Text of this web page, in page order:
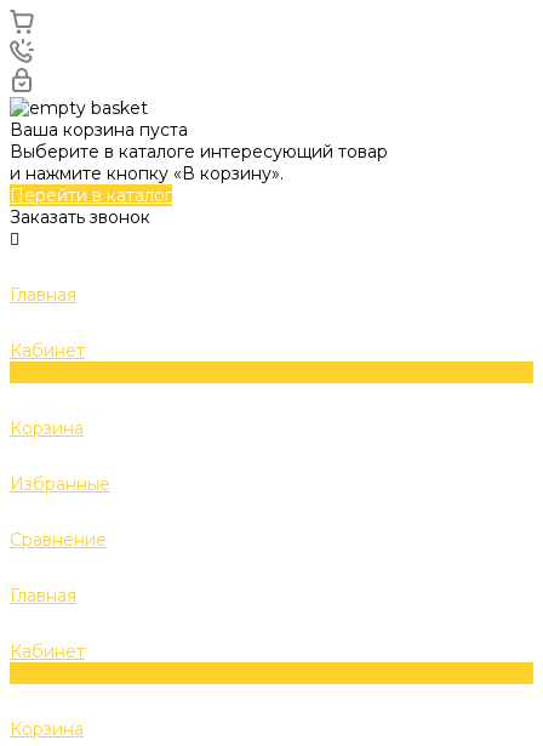
Ваша корзина пуста
Выберите в каталоге интересующий товар
и нажмите кнопку «В корзину».
Перейти в каталог
Заказать звонок
Главная
Кабинет
Корзина
Избранные
Сравнение
Главная
Кабинет
Корзина